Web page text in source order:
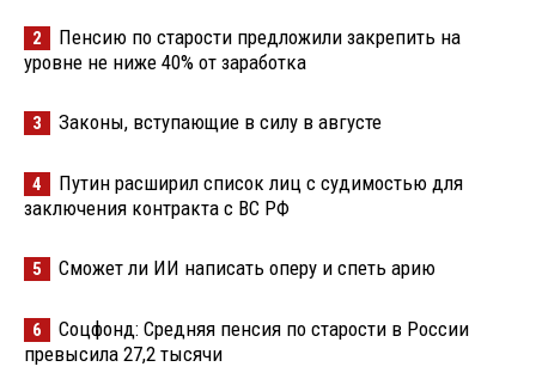
2
Пенсию по старости предложили закрепить на
уровне не ниже 40% от заработка
3 Законы, вступающие в силу в августе
4
Путин расширил список лиц с судимостью для
заключения контракта с ВС РФ
5 Сможет ли ИИ написать оперу и спеть арию
6
Соцфонд: Средняя пенсия по старости в России
превысила 27,2 тысячи